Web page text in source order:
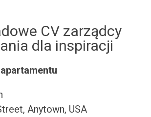
CV zarządcy
dla inspiracji
Anytown, USA